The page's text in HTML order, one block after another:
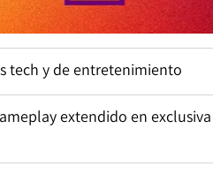
tech y de entretenimiento
extendido en exclusiva